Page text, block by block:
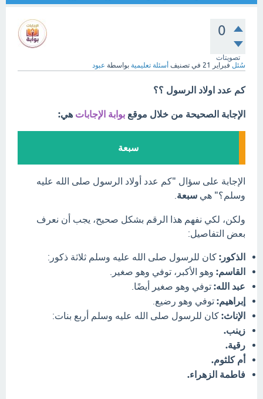
0
تصويتات
سُئل فبراير 21 في تصنيف أسئلة تعليمية بواسطة عبود
كم عدد اولاد الرسول ؟؟
الإجابة الصحيحة من خلال موقع بوابة الإجابات هي:
سبعة
الإجابة على سؤال "كم عدد أولاد الرسول صلى الله عليه
وسلم؟" هي سبعة
ولكن، لكي نفهم هذا الرقم بشكل صحيح، يجب أن نعرف
بعض التفاصيل:
الذكور: كان للرسول صلى الله عليه وسلم ثلاثة ذكور:
القاسم: وهو الأكبر، توفي وهو صغير.
عبد الله: توفي وهو صغير أيضًا.
إبراهيم: توفي وهو رضيع.
الإناث: كان للرسول صلى الله عليه وسلم أربع بنات:
زينب.
رقية.
أم كلثوم.
فاطمة الزهراء.